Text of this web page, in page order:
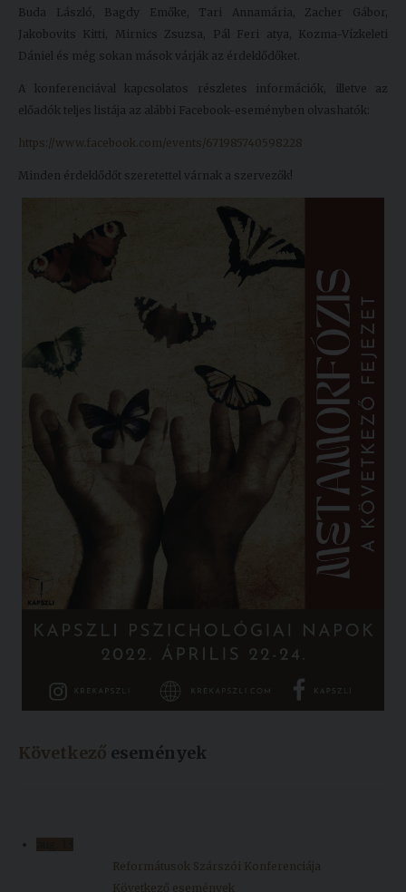
Sport
Buda László, Bagdy Emőke, Tari Annamária, Zacher Gábor,
Jakobovits Kitti, Mirnics Zsuzsa, Pál Feri atya, Kozma-Vízkeleti
Dániel és még sokan mások várják az érdeklődőket.
A konferenciával kapcsolatos részletes információk, illetve az
előadók teljes listája az alábbi Facebook-eseményben olvashatók:
https://www.facebook.com/events/671985740598228
Minden érdeklődőt szeretettel várnak a szervezők!
Következő események
Reformátusok Szárszói Konferenciája
Következő események